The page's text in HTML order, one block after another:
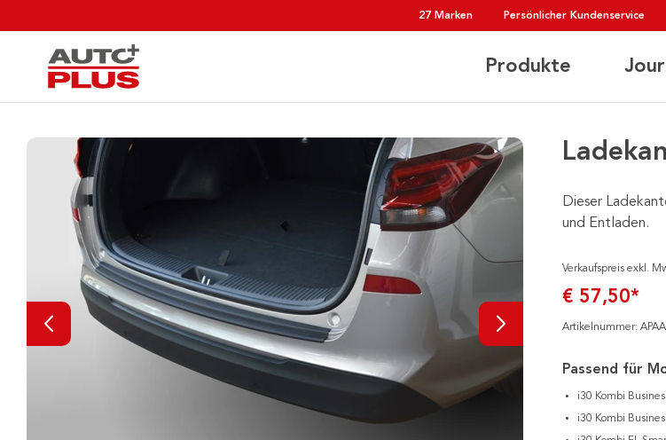
27 Marken Persönlicher Kundenservice
Produkte
Dieser
und Entladen.
Verkaufspreis exkl.
€ 57,50*
Artikelnummer:
Passend für
i30 Kombi
i30 Kombi